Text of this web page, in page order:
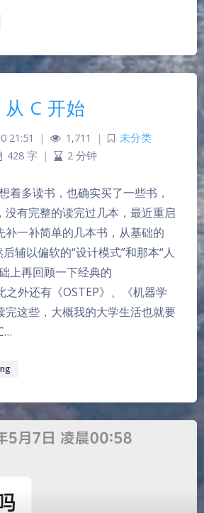
从 C 开始
21:51 | 1,711 |
未分类
428 字 | 2 分钟
着多读书，也确实买了一些书，
没有完整的读完过几本，最近重启
补一补简单的几本书，从基础的
辅以偏软的“设计模式”和那本“人
上再回顾一下经典的
之外还有《OSTEP》、《机器学
完这些，大概我的大学生活也就要